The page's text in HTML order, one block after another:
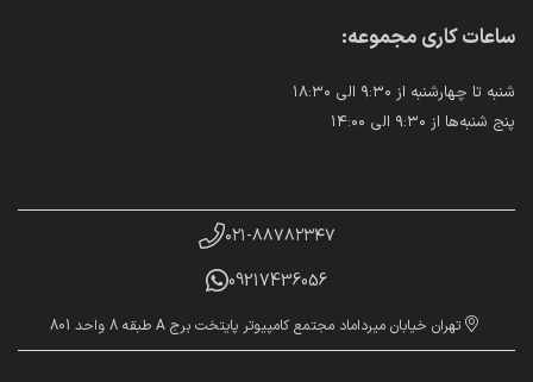
ساعات کاری مجموعه:
شنبه تا چهارشنبه از ۹:۳۰ الی ۱۸:۳۰
پنج شنبه‌ها از ۹:۳۰ الی ۱۴:۰۰
۰۲۱-۸۸۷۸۲۳۴۷
09217436056
تهران خیابان میرداماد مجتمع کامپیوتر پایتخت برج A طبقه 8 واحد 801